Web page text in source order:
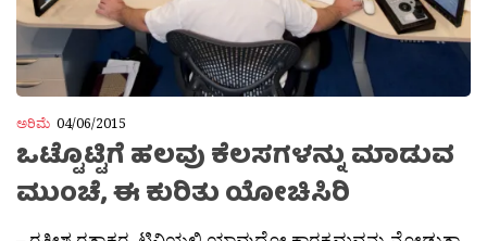
ಅರಿಮೆ 04/06/2015
ಒಟ್ಟೊಟ್ಟಿಗೆ ಹಲವು ಕೆಲಸಗಳನ್ನು ಮಾಡುವ
ಮುಂಚೆ, ಈ ಕುರಿತು ಯೋಚಿಸಿರಿ